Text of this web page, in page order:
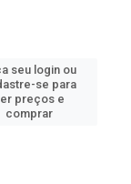
seu login ou
se para
preços e
comprar